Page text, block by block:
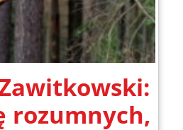
rozumnych,